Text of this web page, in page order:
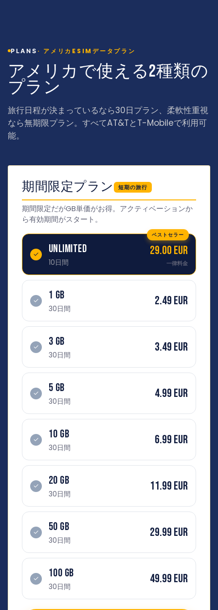
PLANS · アメリカESIMデータプラン
アメリカで使える2種類の
プラン
旅行日程が決まっているなら30日プラン、柔軟性重視
なら無期限プラン。すべてAT&TとT-Mobileで利用可
能。
期間限定プラン 短期の旅行
期間限定だがGB単価がお得。アクティベーションか
ら有効期間がスタート。
ベストセラー
✓ UNLIMITED
10日間
29.00 EUR
一律料金
✓ 1 GB
30日間
2.49 EUR
✓ 3 GB
30日間
3.49 EUR
✓ 5 GB
30日間
4.99 EUR
✓ 10 GB
30日間
6.99 EUR
✓ 20 GB
30日間
11.99 EUR
✓ 50 GB
30日間
29.99 EUR
✓ 100 GB
30日間
49.99 EUR